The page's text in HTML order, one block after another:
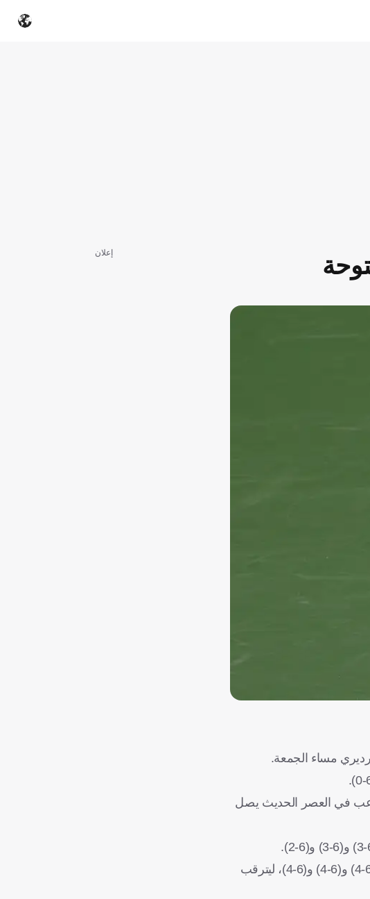
مساء الجمعة.
23 مباراة، ليصبح ثاني أسرع لاعب في العصر الحديث يصل
وفي جانب آخر، تفوّق التشيكي جيري ليهيشكا (المصنف 20) على البلجيكي رافائيل كوليجنون بثلاث مجموعات متتالية (6-4) و(6-4) و(6-4)، ليترقب
إعلان